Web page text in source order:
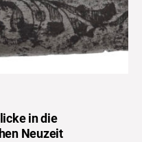
in die
Neuzeit